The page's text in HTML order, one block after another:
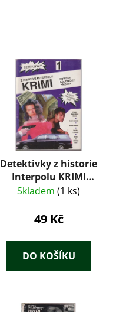
Detektivky z historie
Interpolu KRIMI
1/1999 – Kolektiv
Skladem (1 ks)
49 Kč
DO KOŠÍKU